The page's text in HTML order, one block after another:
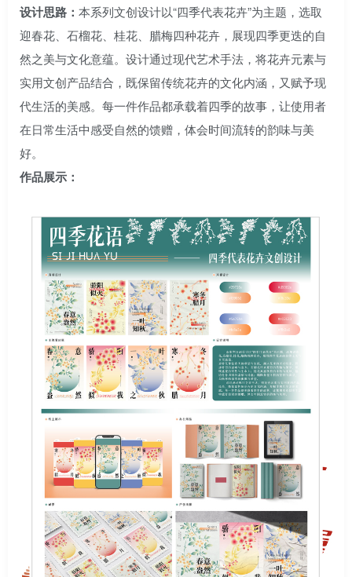
设计思路： 本系列文创设计以“四季代表花卉”为主题，选取
迎春花、石榴花、桂花、腊梅四种花卉，展现四季更迭的自
然之美与文化意蕴。设计通过现代艺术手法，将花卉元素与
实用文创产品结合，既保留传统花卉的文化内涵，又赋予现
代生活的美感。每一件作品都承载着四季的故事，让使用者
在日常生活中感受自然的馈赠，体会时间流转的韵味与美
好。
作品展示：